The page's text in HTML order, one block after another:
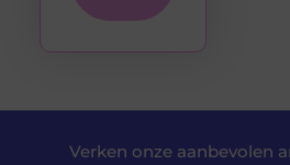
Verken onze aanbevolen